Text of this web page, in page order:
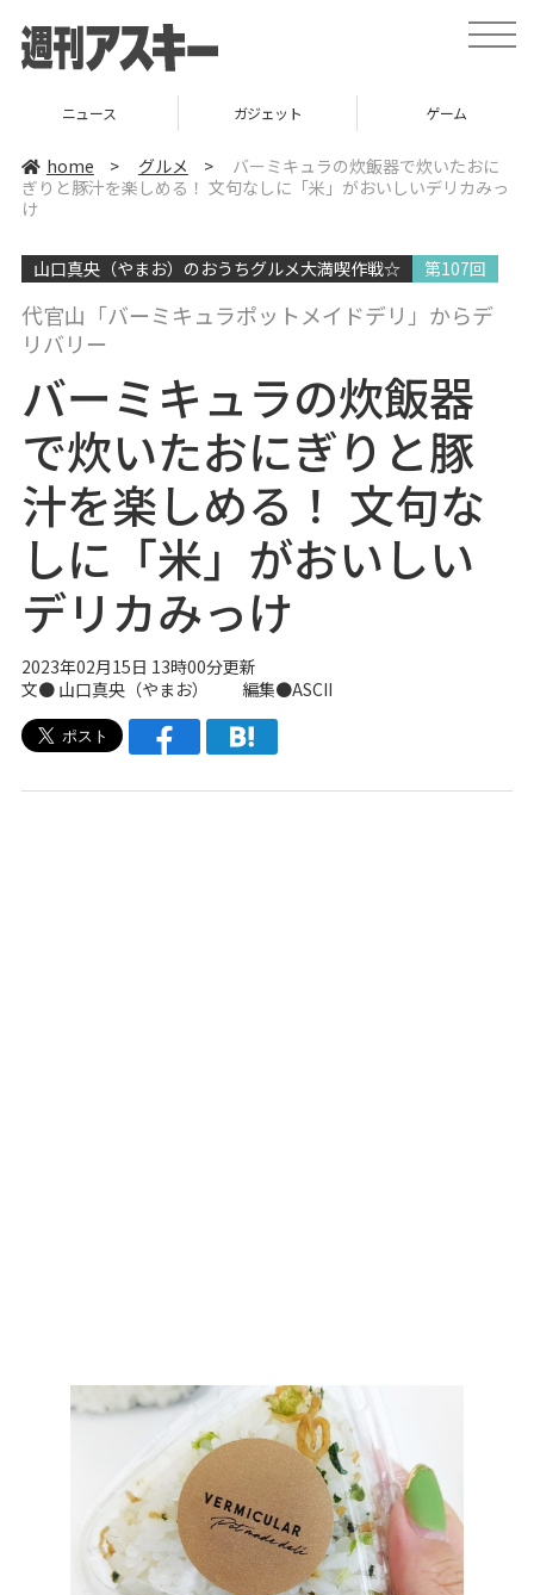
t
o
v
i
o
ニュース ガジェット ゲーム
home > グルメ >
バーミキュラの炊飯器で炊いたおに
ぎりと豚汁を楽しめる！ 文句なしに「米」がおいしいデリカみっ
け
山口真央（やまお）のおうちグルメ大満喫作戦☆ 第107回
代官山「バーミキュラポットメイドデリ」からデ
リバリー
バーミキュラの炊飯器
で炊いたおにぎりと豚
汁を楽しめる！ 文句な
しに「米」がおいしい
デリカみっけ
2023年02月15日 13時00分更新
文● 山口真央（やまお） 編集●ASCII